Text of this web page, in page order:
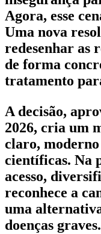
Agora, esse
Uma nova
redesenhar as
de forma
tratamento
A decisão,
2026, cria um
claro,
científicas. Na
acesso,
reconhece a
uma
doenças graves.